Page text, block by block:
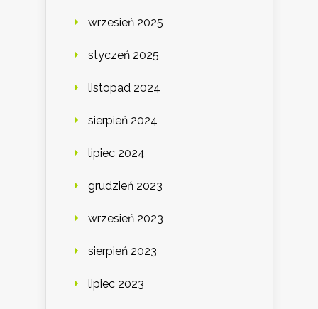
wrzesień 2025
styczeń 2025
listopad 2024
sierpień 2024
lipiec 2024
grudzień 2023
wrzesień 2023
sierpień 2023
lipiec 2023